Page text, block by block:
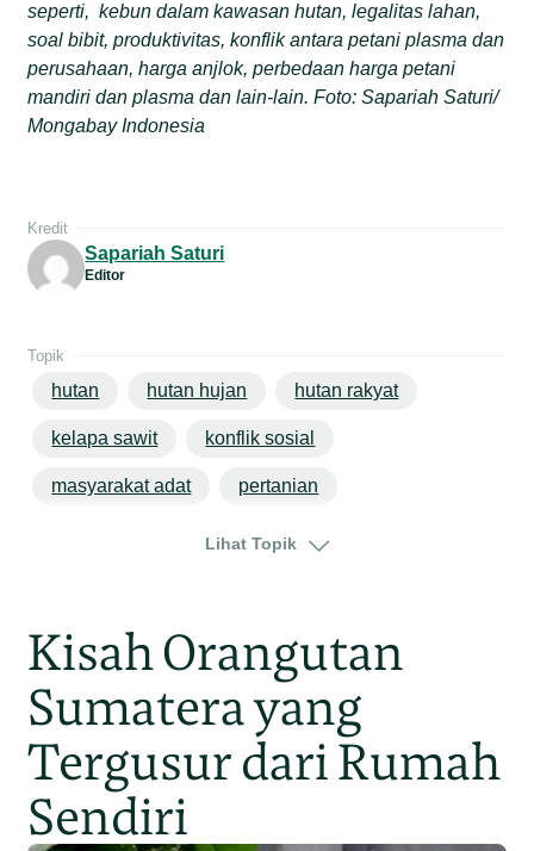
seperti, kebun dalam kawasan hutan, legalitas lahan,
soal bibit, produktivitas, konflik antara petani plasma dan
perusahaan, harga anjlok, perbedaan harga petani
mandiri dan plasma dan lain-lain. Foto: Sapariah Saturi/
Mongabay Indonesia
Kredit
Sapariah Saturi
Editor
Topik
hutan hutan hujan hutan rakyat
kelapa sawit konflik sosial
masyarakat adat pertanian
kalimantan
Lihat Topik
Kisah Orangutan
Sumatera yang
Tergusur dari Rumah
Sendiri